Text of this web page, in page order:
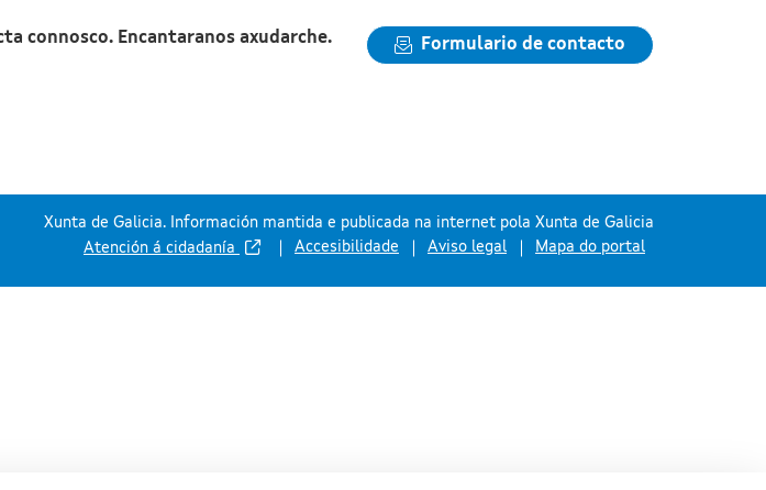
connosco. Encantaranos axudarche. Formulario de contacto
Xunta de Galicia. Información mantida e publicada na internet pola Xunta de Galicia
Atención á cidadanía
Accesibilidade Aviso legal Mapa do portal